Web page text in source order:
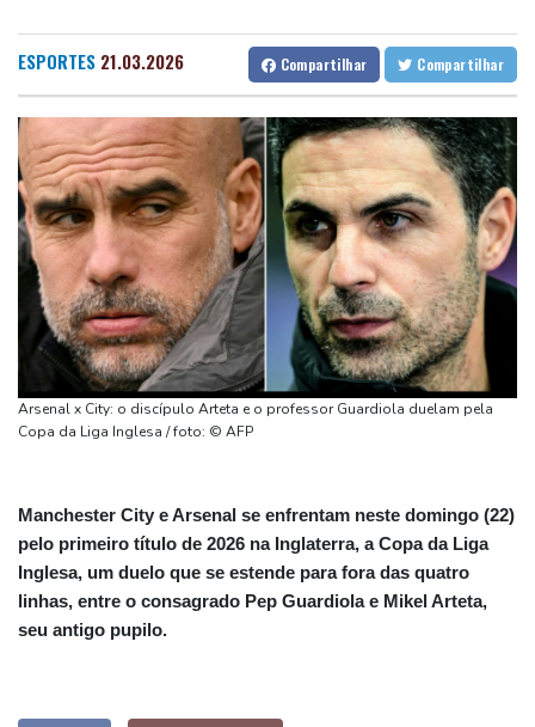
Lisbon
25 °C Rio de Janeiro
29 °C
São Paulo
22 °C Salvador
26 °C
Brasília
29 °C
região petrolífera
Rebeca Andrade tira nota mais alta do mundo no salto em 2026
Rússia nega estar por trás do drone com explosivos encontrado
em aeroporto alemão
De la Espriella: um milionário pró-Trump na Presidência da
Colômbia
Vasco anuncia contratação do atacante argentino Facundo
Colidio
Ex-advogado de Trump pronto para ser confirmado como
procurador-geral dos EUA
ESPORTES 21.03.2026 Compartilhar Compartilhar
Arsenal x City: o discípulo Arteta e o professor Guardiola duelam pela
Copa da Liga Inglesa / foto: © AFP
Manchester City e Arsenal se enfrentam neste domingo (22)
pelo primeiro título de 2026 na Inglaterra, a Copa da Liga
Inglesa, um duelo que se estende para fora das quatro
linhas, entre o consagrado Pep Guardiola e Mikel Arteta,
seu antigo pupilo.